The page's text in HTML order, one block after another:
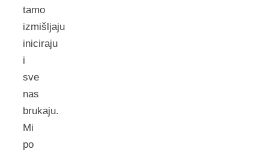
tamo
izmišljaju
iniciraju
i
sve
nas
brukaju.
Mi
po